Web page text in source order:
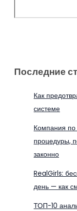
Последние
Как
системе
Компания по
процедуры,
законно
RealGirls:
день — как
ТОП-10